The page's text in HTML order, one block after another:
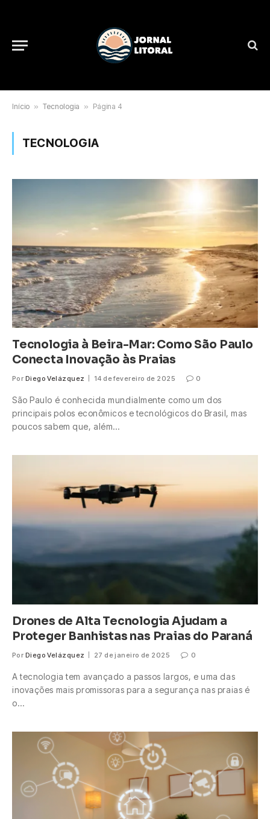
Início » Tecnologia » Página 4
TECNOLOGIA
Tecnologia à Beira-Mar: Como São Paulo
Conecta Inovação às Praias
Por Diego Velázquez 14 de fevereiro de 2025 0
São Paulo é conhecida mundialmente como um dos
principais polos econômicos e tecnológicos do Brasil, mas
poucos sabem que, além…
Drones de Alta Tecnologia Ajudam a
Proteger Banhistas nas Praias do Paraná
Por Diego Velázquez 27 de janeiro de 2025 0
A tecnologia tem avançado a passos largos, e uma das
inovações mais promissoras para a segurança nas praias é
o…